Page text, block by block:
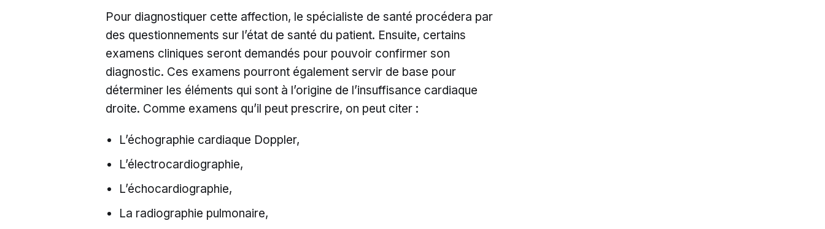
Pour diagnostiquer cette affection, le spécialiste de santé procédera par
des questionnements sur l’état de santé du patient. Ensuite, certains
examens cliniques seront demandés pour pouvoir confirmer son
diagnostic. Ces examens pourront également servir de base pour
déterminer les éléments qui sont à l’origine de l’insuffisance cardiaque
droite. Comme examens qu’il peut prescrire, on peut citer :
L’échographie cardiaque Doppler,
L’électrocardiographie,
L’échocardiographie,
La radiographie pulmonaire,